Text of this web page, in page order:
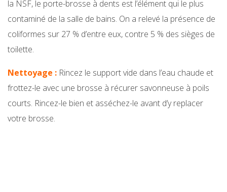
la NSF, le porte-brosse à dents est l’élément qui le plus
contaminé de la salle de bains. On a relevé la présence de
coliformes sur 27 % d’entre eux, contre 5 % des sièges de
toilette.
Nettoyage : Rincez le support vide dans l’eau chaude et
frottez-le avec une brosse à récurer savonneuse à poils
courts. Rincez-le bien et asséchez-le avant d’y replacer
votre brosse.